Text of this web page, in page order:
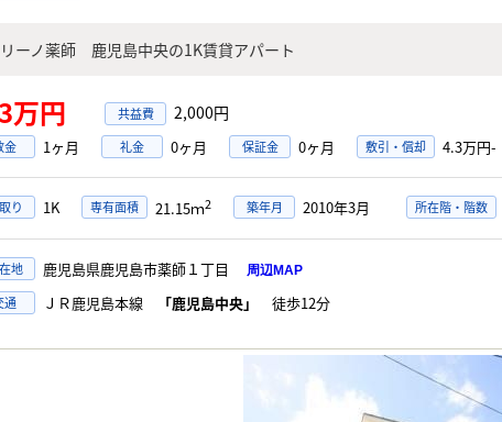
ーノ薬師 鹿児島中央の1K賃貸アパート
万円 2,000円
金 1ヶ月 礼金 0ヶ月 保証金 0ヶ月 敷引・償却 4.3万円-
り 1K 専有面積 21.15ｍ2 築年月 2010年3月 所在階・階数
地 鹿児島県鹿児島市薬師１丁目 周辺MAP
通 ＪＲ鹿児島本線 「鹿児島中央」 徒歩12分